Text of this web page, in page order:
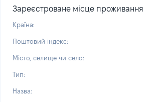
Зареєстроване місце проживання
Країна:
Поштовий індекс:
Місто, селище чи село:
Тип:
Назва: